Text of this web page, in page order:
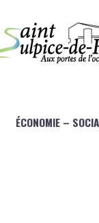
ÉCONOMIE –